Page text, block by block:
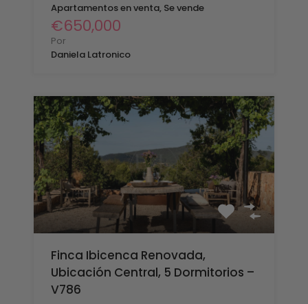
Apartamentos en venta, Se vende
€650,000
Por
Daniela Latronico
Finca Ibicenca Renovada,
Ubicación Central, 5 Dormitorios –
V786